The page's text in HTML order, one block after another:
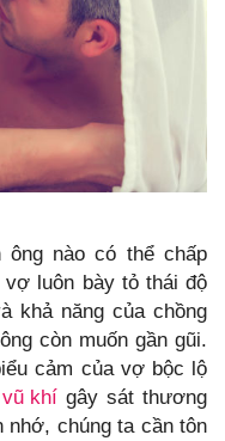
ông nào có thể chấp
luôn bày tỏ thái độ
khả năng của chồng
còn muốn gần gũi.
cảm của vợ bộc lộ
vũ khí gây sát thương
nhớ, chúng ta cần tôn